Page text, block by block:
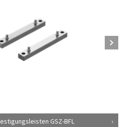
GSZ-BFL